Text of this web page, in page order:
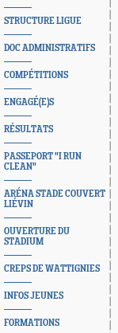
STRUCTURE LIGUE
DOC ADMINISTRATIFS
COMPÉTITIONS
ENGAGÉ(E)S
RÉSULTATS
PASSEPORT "I RUN
CLEAN"
ARÉNA STADE COUVERT
LIÉVIN
OUVERTURE DU
STADIUM
CREPS DE WATTIGNIES
INFOS JEUNES
FORMATIONS